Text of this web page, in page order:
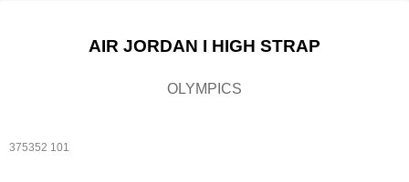
AIR JORDAN I HIGH STRAP
OLYMPICS
375352 101